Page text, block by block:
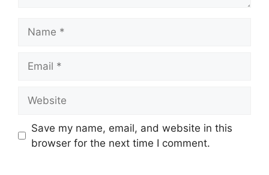
Save my name, email, and website in this
browser for the next time I comment.